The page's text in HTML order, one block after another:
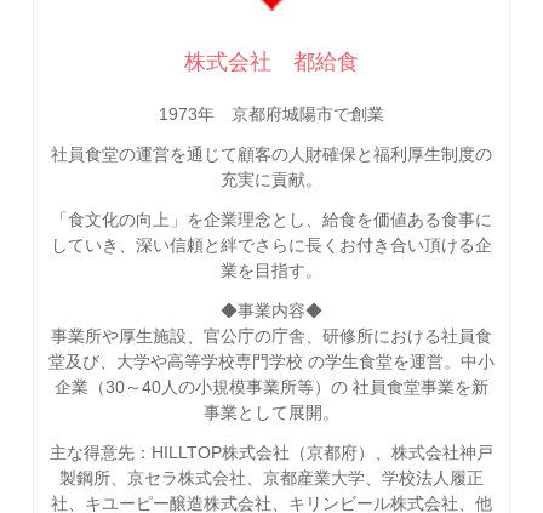
株式会社 都給食
1973年 京都府城陽市で創業
社員食堂の運営を通じて顧客の人財確保と福利厚生制度の
充実に貢献。
「食文化の向上」を企業理念とし、給食を価値ある食事に
していき、深い信頼と絆でさらに長くお付き合い頂ける企
業を目指す。
◆事業内容◆
事業所や厚生施設、官公庁の庁舎、研修所における社員食
堂及び、大学や高等学校専門学校 の学生食堂を運営。中小
企業（30～40人の小規模事業所等）の 社員食堂事業を新
事業として展開。
主な得意先：HILLTOP株式会社（京都府）、株式会社神戸
製鋼所、京セラ株式会社、京都産業大学、学校法人履正
社、キユーピー醸造株式会社、キリンビール株式会社、他